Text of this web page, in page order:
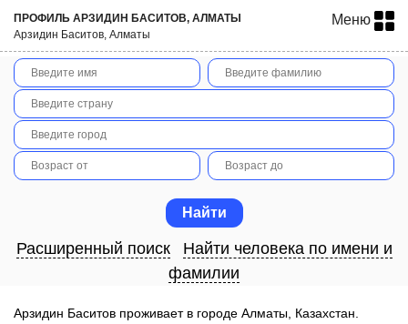
ПРОФИЛЬ АРЗИДИН БАСИТОВ, АЛМАТЫ
Арзидин Баситов, Алматы
Меню
Расширенный поиск
Найти человека по имени и
фамилии
Арзидин Баситов проживает в городе Алматы, Казахстан.